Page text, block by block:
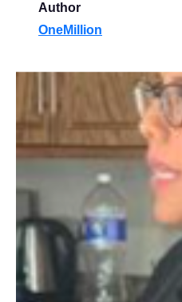
Author
OneMillion